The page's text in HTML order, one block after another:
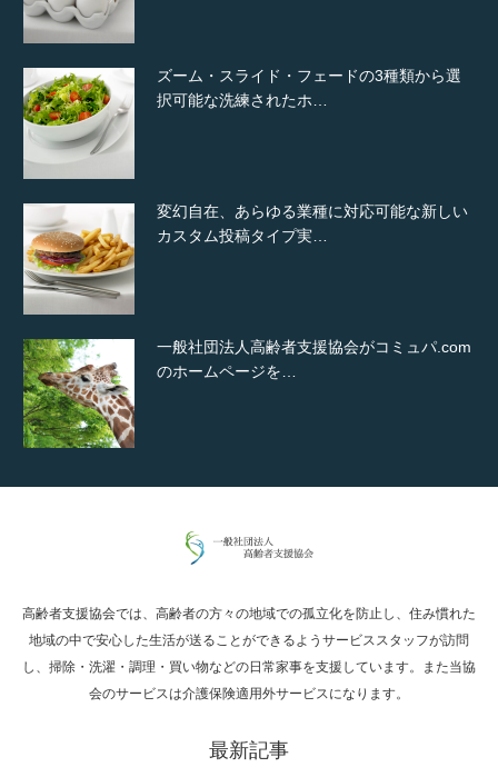
ズーム・スライド・フェードの3種類から選
択可能な洗練されたホ…
変幻自在、あらゆる業種に対応可能な新しい
カスタム投稿タイプ実…
一般社団法人高齢者支援協会がコミュパ.com
のホームページを…
通常投稿
Hello world!
究極的に実用性を重視した「フッターバー」
高齢者支援協会では、高齢者の方々の地域での孤立化を防止し、住み慣れた
地域の中で安心した生活が送ることができるようサービススタッフが訪問
し、掃除・洗濯・調理・買い物などの日常家事を支援しています。また当協
会のサービスは介護保険適用外サービスになります。
最新記事